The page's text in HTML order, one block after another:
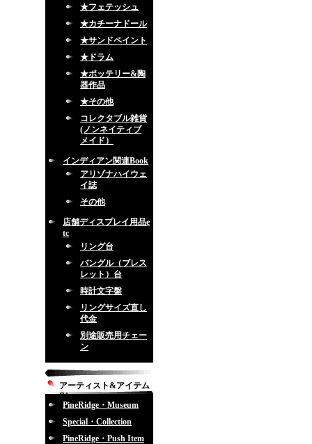
★フェテッシュ
★カチーナドール
★サンドペイント
★ドラム
★ポッテリー&陶
器作品
★その他
コレクタブル雑貨
(ノンネイティブ
メイド）
インディアン関連Book
アリゾナハイウェ
イ誌
その他
店舗ディスプレイ用品e
tc
リング台
バングル（ブレス
レット）台
時計文字盤
リングサイズ直し
代金
別途販売用チェー
ン
アーティスト&アイテム
別
PineRidge・Museum
Special・Collection
PineRidge・Push Item